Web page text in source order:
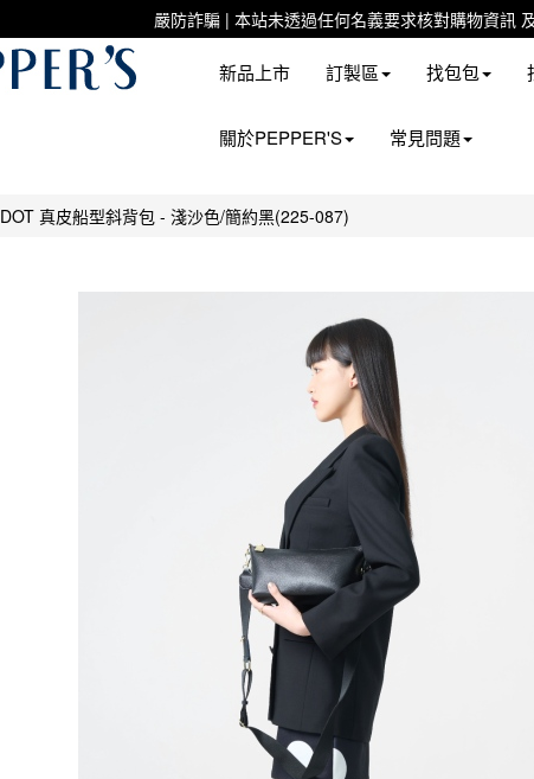
嚴防詐騙 | 本站未透過任何名義要求核對購物資訊
新品上市 訂製區 找包包
關於PEPPER'S 常見問題
DOT 真皮船型斜背包 - 淺沙色/簡約黑(225-087)